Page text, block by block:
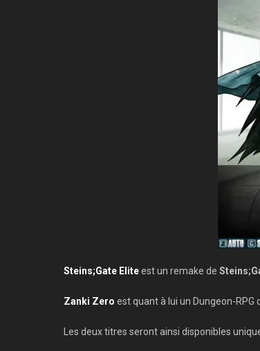
Steins;Gate Eliteest un remake de
Zanki Zero est quant à lui un Dungeon-RPG
Les deux titres seront ainsi disponibles